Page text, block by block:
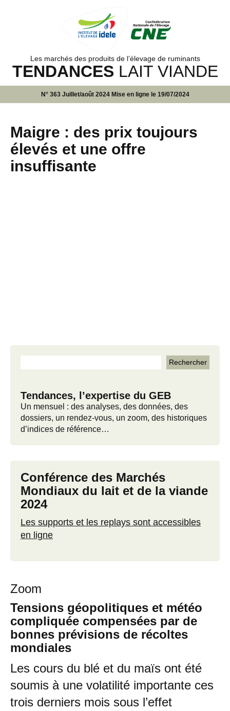
Les marchés des produits de l’élevage de ruminants
TENDANCES LAIT VIANDE
N° 363 Juillet/août 2024 Mise en ligne le 19/07/2024
Maigre : des prix toujours
élevés et une offre
insuffisante
Tendances, l’expertise du GEB
Un mensuel : des analyses, des données, des
dossiers, un rendez-vous, un zoom, des historiques
d’indices de référence…
Conférence des Marchés
Mondiaux du lait et de la viande
2024
Les supports et les replays sont accessibles
en ligne
Zoom
Tensions géopolitiques et météo
compliquée compensées par de
bonnes prévisions de récoltes
mondiales
Les cours du blé et du maïs ont été
soumis à une volatilité importante ces
trois derniers mois sous l’effet